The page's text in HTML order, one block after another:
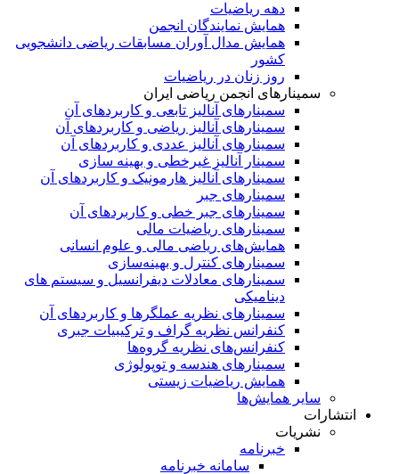
دهه ریاضیات
همایش نمایندگان انجمن
همایش مدال آوران مسابقات ریاضی دانشجویی
کشور
روز زنان در ریاضیات
سمینارهای انجمن ریاضی ایران
سمینارهای آنالیز تابعی و کاربردهای آن
سمینارهای آنالیز ریاضی و کاربردهای آن
سمینارهای آنالیز عددی و کاربردهای آن
سمینار آنالیز غیرخطی و بهینه سازی
سمینارهای آنالیز هارمونیک و کاربردهای آن
سمینار‌های جبر
سمینارهای جبر خطی و کاربردهای آن
سمینار‌های ریاضیات مالی
همایش‌های ریاضی مالی و علوم انسانی
سمینارهای کنترل و بهینه‌سازی
سمینارهای معادلات دیفرانسیل و سیستم های
دینامیکی
سمینار‌های نظریه عملگرها و کاربردهای آن
کنفرانس نظریه گراف و ترکیبیات جبری
کنفرانس‌های نظریه گروه‌ها
سمینار‌های هندسه و توپولوژی
همایش ریاضیات زیستی
سایر همایش‌ها
انتشارات
نشریات
خبرنامه
سامانه خبرنامه